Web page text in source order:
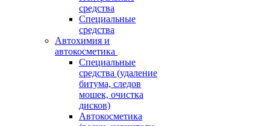
средства
Специальные
средства
Автохимия и
автокосметика
Специальные
средства (удаление
битума, следов
мошек, очистка
дисков)
Автокосметика